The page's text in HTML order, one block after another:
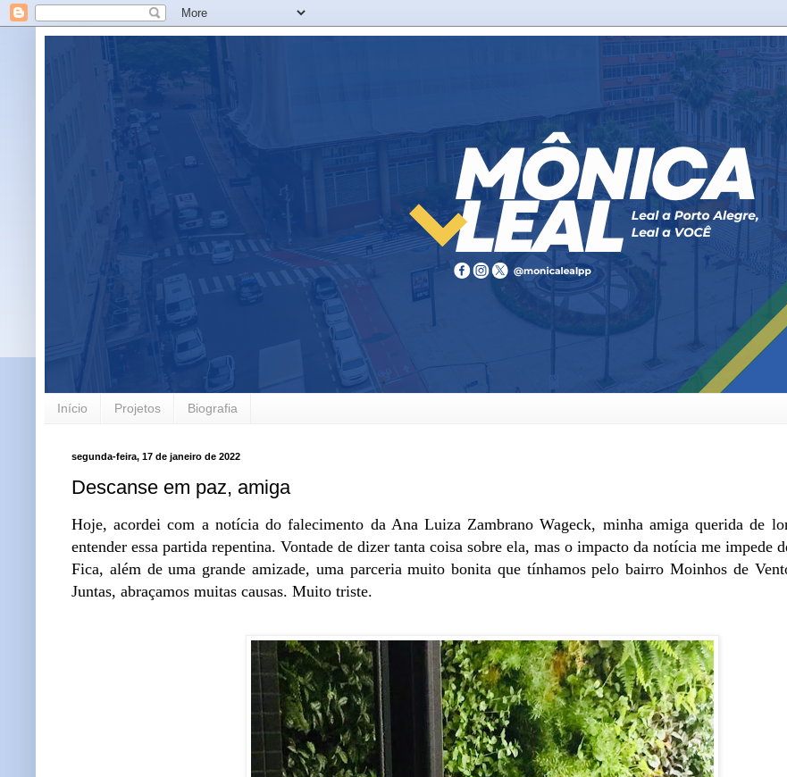
Início Projetos Biografia
segunda-feira, 17 de janeiro de 2022
Descanse em paz, amiga
Hoje, acordei com a notícia do falecimento da Ana Luiza Zambrano Wageck, minha amiga querida de
entender essa partida repentina. Vontade de dizer tanta coisa sobre ela, mas o impacto da notícia me impede
Fica, além de uma grande amizade, uma parceria muito bonita que tínhamos pelo bairro Moinhos de
Juntas, abraçamos muitas causas. Muito triste.